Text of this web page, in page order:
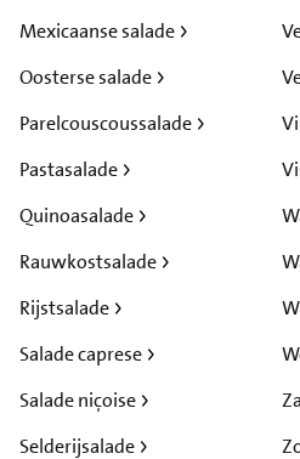
Mexicaanse salade
Oosterse salade
Parelcouscoussalade
Pastasalade
Quinoasalade
Rauwkostsalade
Rijstsalade
Salade caprese
Salade niçoise
Selderijsalade